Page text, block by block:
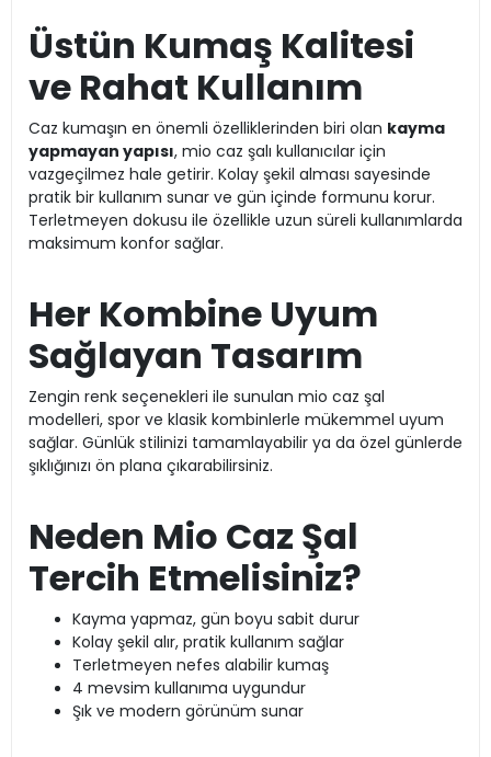
Üstün Kumaş Kalitesi
ve Rahat Kullanım
Caz kumaşın en önemli özelliklerinden biri olan kayma
yapmayan yapısı, mio caz şalı kullanıcılar için
vazgeçilmez hale getirir. Kolay şekil alması sayesinde
pratik bir kullanım sunar ve gün içinde formunu korur.
Terletmeyen dokusu ile özellikle uzun süreli kullanımlarda
maksimum konfor sağlar.
Her Kombine Uyum
Sağlayan Tasarım
Zengin renk seçenekleri ile sunulan mio caz şal
modelleri, spor ve klasik kombinlerle mükemmel uyum
sağlar. Günlük stilinizi tamamlayabilir ya da özel günlerde
şıklığınızı ön plana çıkarabilirsiniz.
Neden Mio Caz Şal
Tercih Etmelisiniz?
Kayma yapmaz, gün boyu sabit durur
Kolay şekil alır, pratik kullanım sağlar
Terletmeyen nefes alabilir kumaş
4 mevsim kullanıma uygundur
Şık ve modern görünüm sunar